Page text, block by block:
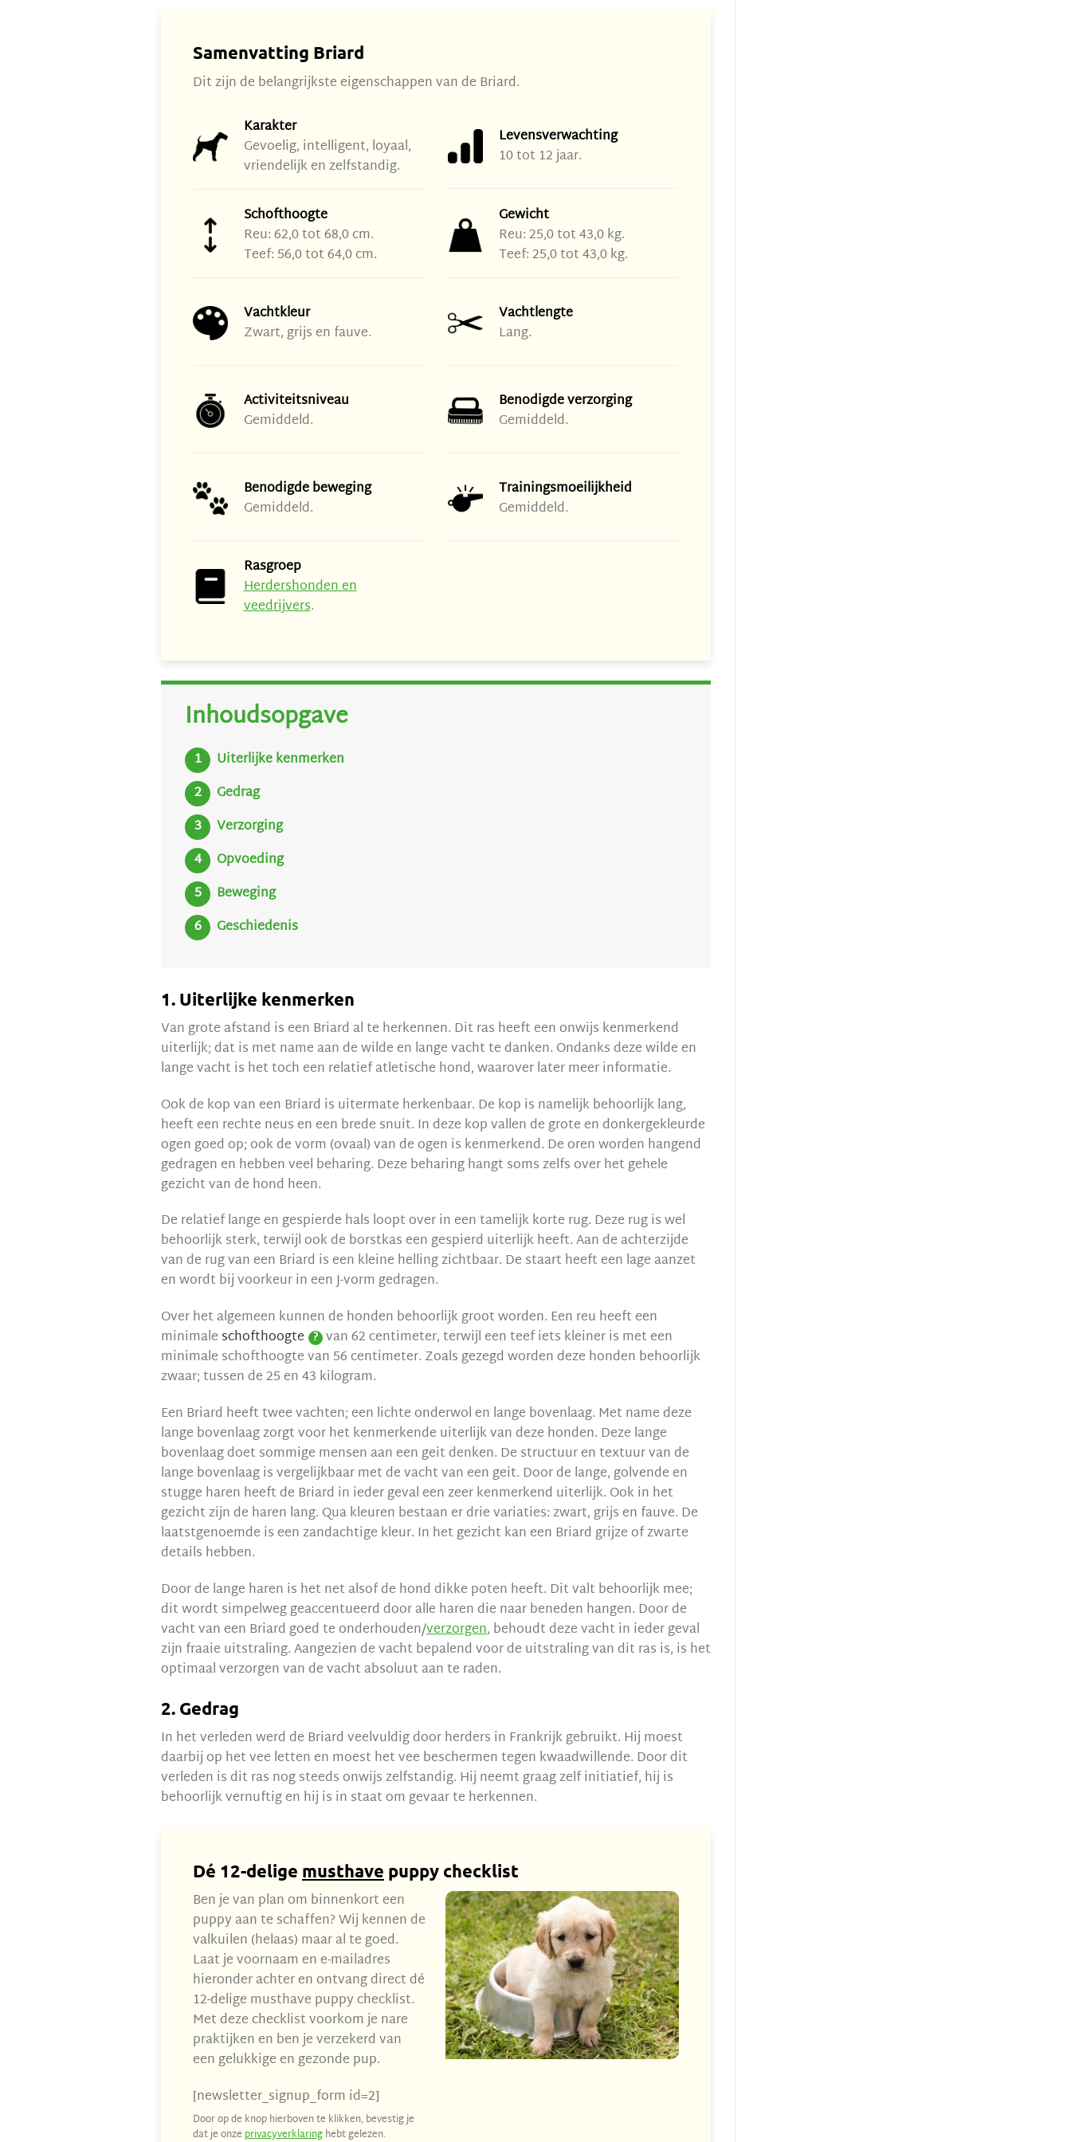
Samenvatting Briard
Dit zijn de belangrijkste eigenschappen van de Briard.
Karakter
Gevoelig, intelligent, loyaal,
vriendelijk en zelfstandig.
Levensverwachting
10 tot 12 jaar.
Schofthoogte
Reu: 62,0 tot 68,0 cm.
Teef: 56,0 tot 64,0 cm.
Gewicht
Reu: 25,0 tot 43,0 kg.
Teef: 25,0 tot 43,0 kg.
Vachtkleur
Zwart, grijs en fauve.
Vachtlengte
Lang.
Activiteitsniveau
Gemiddeld.
Benodigde verzorging
Gemiddeld.
Benodigde beweging
Gemiddeld.
Trainingsmoeilijkheid
Gemiddeld.
Rasgroep
Herdershonden en
veedrijvers.
Inhoudsopgave
Uiterlijke kenmerken
Gedrag
Verzorging
Opvoeding
Beweging
Geschiedenis
1. Uiterlijke kenmerken
Van grote afstand is een Briard al te herkennen. Dit ras heeft een onwijs kenmerkend
uiterlijk; dat is met name aan de wilde en lange vacht te danken. Ondanks deze wilde en
lange vacht is het toch een relatief atletische hond, waarover later meer informatie.
Ook de kop van een Briard is uitermate herkenbaar. De kop is namelijk behoorlijk lang,
heeft een rechte neus en een brede snuit. In deze kop vallen de grote en donkergekleurde
ogen goed op; ook de vorm (ovaal) van de ogen is kenmerkend. De oren worden hangend
gedragen en hebben veel beharing. Deze beharing hangt soms zelfs over het gehele
gezicht van de hond heen.
De relatief lange en gespierde hals loopt over in een tamelijk korte rug. Deze rug is wel
behoorlijk sterk, terwijl ook de borstkas een gespierd uiterlijk heeft. Aan de achterzijde
van de rug van een Briard is een kleine helling zichtbaar. De staart heeft een lage aanzet
en wordt bij voorkeur in een J-vorm gedragen.
Over het algemeen kunnen de honden behoorlijk groot worden. Een reu heeft een
minimale schofthoogte ? van 62 centimeter, terwijl een teef iets kleiner is met een
minimale schofthoogte van 56 centimeter. Zoals gezegd worden deze honden behoorlijk
zwaar; tussen de 25 en 43 kilogram.
Een Briard heeft twee vachten; een lichte onderwol en lange bovenlaag. Met name deze
lange bovenlaag zorgt voor het kenmerkende uiterlijk van deze honden. Deze lange
bovenlaag doet sommige mensen aan een geit denken. De structuur en textuur van de
lange bovenlaag is vergelijkbaar met de vacht van een geit. Door de lange, golvende en
stugge haren heeft de Briard in ieder geval een zeer kenmerkend uiterlijk. Ook in het
gezicht zijn de haren lang. Qua kleuren bestaan er drie variaties: zwart, grijs en fauve. De
laatstgenoemde is een zandachtige kleur. In het gezicht kan een Briard grijze of zwarte
details hebben.
Door de lange haren is het net alsof de hond dikke poten heeft. Dit valt behoorlijk mee;
dit wordt simpelweg geaccentueerd door alle haren die naar beneden hangen. Door de
vacht van een Briard goed te onderhouden/verzorgen, behoudt deze vacht in ieder geval
zijn fraaie uitstraling. Aangezien de vacht bepalend voor de uitstraling van dit ras is, is het
optimaal verzorgen van de vacht absoluut aan te raden.
2. Gedrag
In het verleden werd de Briard veelvuldig door herders in Frankrijk gebruikt. Hij moest
daarbij op het vee letten en moest het vee beschermen tegen kwaadwillende. Door dit
verleden is dit ras nog steeds onwijs zelfstandig. Hij neemt graag zelf initiatief, hij is
behoorlijk vernuftig en hij is in staat om gevaar te herkennen.
Dé 12-delige musthave puppy checklist
Ben je van plan om binnenkort een
puppy aan te schaffen? Wij kennen de
valkuilen (helaas) maar al te goed.
Laat je voornaam en e-mailadres
hieronder achter en ontvang direct dé
12-delige musthave puppy checklist.
Met deze checklist voorkom je nare
praktijken en ben je verzekerd van
een gelukkige en gezonde pup.
[newsletter_signup_form id=2]
Door op de knop hierboven te klikken, bevestig je
dat je onze privacyverklaringhebt gelezen.